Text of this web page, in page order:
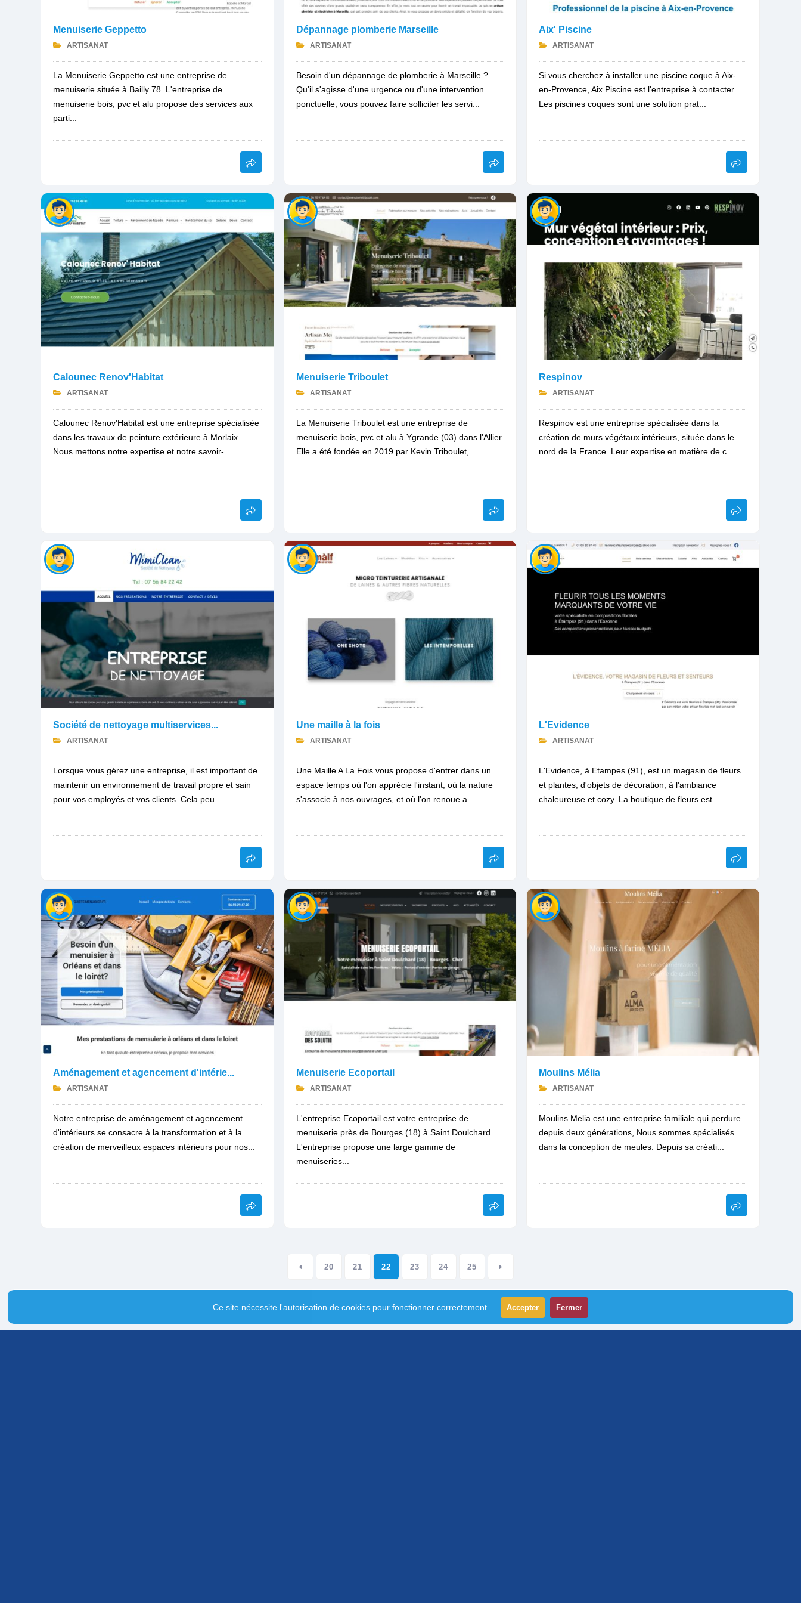
Menuiserie Geppetto
ARTISANAT
La Menuiserie Geppetto est une entreprise de
menuiserie située à Bailly 78. L'entreprise de
menuiserie bois, pvc et alu propose des services aux
parti...
Dépannage plomberie Marseille
ARTISANAT
Besoin d'un dépannage de plomberie à Marseille ?
Qu'il s'agisse d'une urgence ou d'une intervention
ponctuelle, vous pouvez faire solliciter les servi...
Aix' Piscine
ARTISANAT
Si vous cherchez à installer une piscine coque à Aix-
en-Provence, Aix Piscine est l'entreprise à contacter.
Les piscines coques sont une solution prat...
Calounec Renov'Habitat
ARTISANAT
Calounec Renov'Habitat est une entreprise spécialisée
dans les travaux de peinture extérieure à Morlaix.
Nous mettons notre expertise et notre savoir-...
Menuiserie Triboulet
ARTISANAT
La Menuiserie Triboulet est une entreprise de
menuiserie bois, pvc et alu à Ygrande (03) dans l'Allier.
Elle a été fondée en 2019 par Kevin Triboulet,...
Respinov
ARTISANAT
Respinov est une entreprise spécialisée dans la
création de murs végétaux intérieurs, située dans le
nord de la France. Leur expertise en matière de c...
Société de nettoyage multiservices...
ARTISANAT
Lorsque vous gérez une entreprise, il est important de
maintenir un environnement de travail propre et sain
pour vos employés et vos clients. Cela peu...
Une maille à la fois
ARTISANAT
Une Maille A La Fois vous propose d'entrer dans un
espace temps où l'on apprécie l'instant, où la nature
s'associe à nos ouvrages, et où l'on renoue a...
L'Evidence
ARTISANAT
L'Evidence, à Etampes (91), est un magasin de fleurs
et plantes, d'objets de décoration, à l'ambiance
chaleureuse et cozy. La boutique de fleurs est...
Aménagement et agencement d'intérie...
ARTISANAT
Notre entreprise de aménagement et agencement
d'intérieurs se consacre à la transformation et à la
création de merveilleux espaces intérieurs pour nos...
Menuiserie Ecoportail
ARTISANAT
L'entreprise Ecoportail est votre entreprise de
menuiserie près de Bourges (18) à Saint Doulchard.
L'entreprise propose une large gamme de
menuiseries...
Moulins Mélia
ARTISANAT
Moulins Melia est une entreprise familiale qui perdure
depuis deux générations, Nous sommes spécialisés
dans la conception de meules. Depuis sa créati...
20 21 22 23 24 25
Ce site nécessite l'autorisation de cookies pour fonctionner correctement. Accepter Fermer